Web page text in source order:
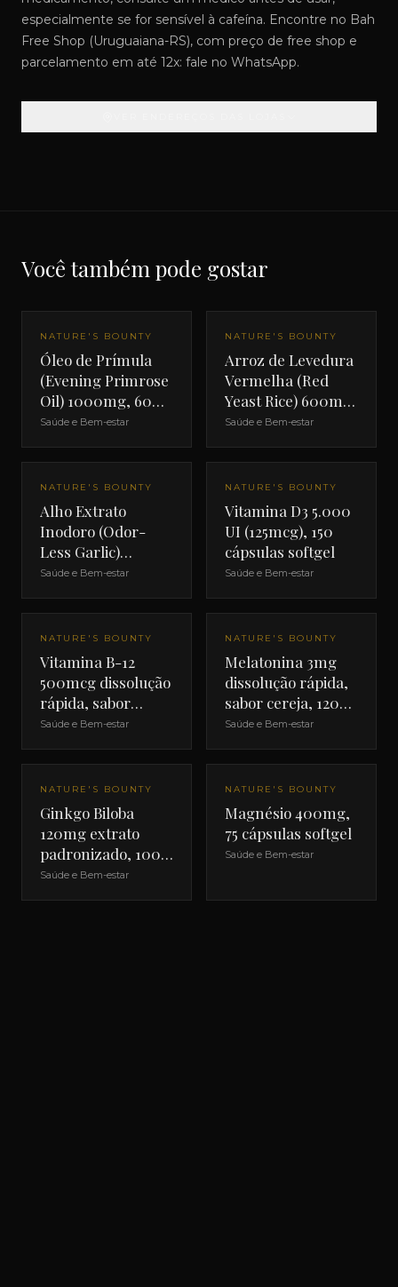
especialmente se for sensível à cafeína. Encontre no Bah
Free Shop (Uruguaiana-RS), com preço de free shop e
parcelamento em até 12x: fale no WhatsApp.
Você também pode gostar
NATURE'S BOUNTY
Óleo de Prímula
(Evening Primrose
Oil) 1000mg, 60
cápsulas softgel
Saúde e Bem-estar
NATURE'S BOUNTY
Arroz de Levedura
Vermelha (Red
Yeast Rice) 600mg,
120 cápsulas
Saúde e Bem-estar
NATURE'S BOUNTY
Alho Extrato
Inodoro (Odor-
Less Garlic)
1000mg, 100
Saúde e Bem-estar
NATURE'S BOUNTY
Vitamina D3 5.000
UI (125mcg), 150
cápsulas softgel
Saúde e Bem-estar
NATURE'S BOUNTY
Vitamina B-12
500mcg dissolução
rápida, sabor
cereja, 100
Saúde e Bem-estar
NATURE'S BOUNTY
Melatonina 3mg
dissolução rápida,
sabor cereja, 120
comprimidos
Saúde e Bem-estar
NATURE'S BOUNTY
Ginkgo Biloba
120mg extrato
padronizado, 100
cápsulas
Saúde e Bem-estar
NATURE'S BOUNTY
Magnésio 400mg,
75 cápsulas softgel
Saúde e Bem-estar